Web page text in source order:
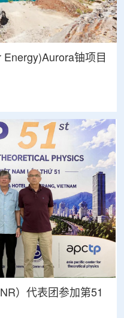
铀项目
）代表团参加第51